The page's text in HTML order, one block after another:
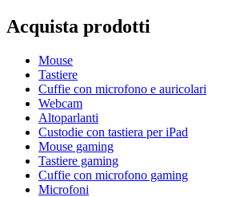
Acquista prodotti
Mouse
Tastiere
Cuffie con microfono e auricolari
Webcam
Altoparlanti
Custodie con tastiera per iPad
Mouse gaming
Tastiere gaming
Cuffie con microfono gaming
Microfoni